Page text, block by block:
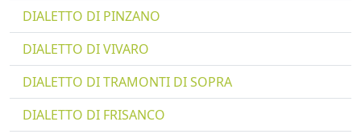
DIALETTO DI PINZANO
DIALETTO DI VIVARO
DIALETTO DI TRAMONTI DI SOPRA
DIALETTO DI FRISANCO